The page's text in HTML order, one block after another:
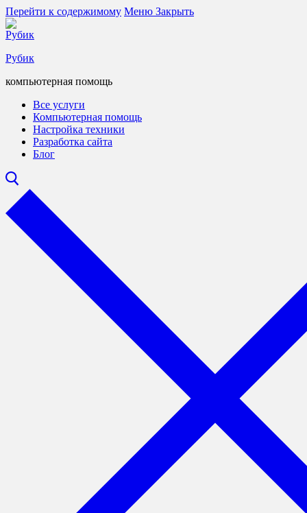
Перейти к содержимому Меню Закрыть
Рубик
компьютерная помощь
Все услуги
Компьютерная помощь
Настройка техники
Разработка сайта
Блог